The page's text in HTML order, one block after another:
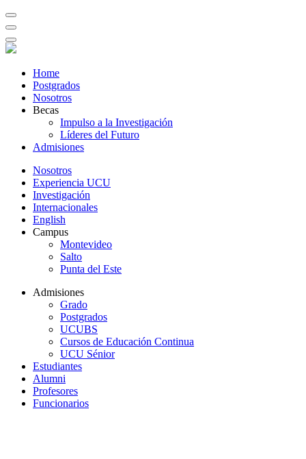
Home
Postgrados
Nosotros
Becas
Impulso a la Investigación
Líderes del Futuro
Admisiones
Nosotros
Experiencia UCU
Investigación
Internacionales
English
Campus
Montevideo
Salto
Punta del Este
Admisiones
Grado
Postgrados
UCUBS
Cursos de Educación Continua
UCU Sénior
Estudiantes
Alumni
Profesores
Funcionarios